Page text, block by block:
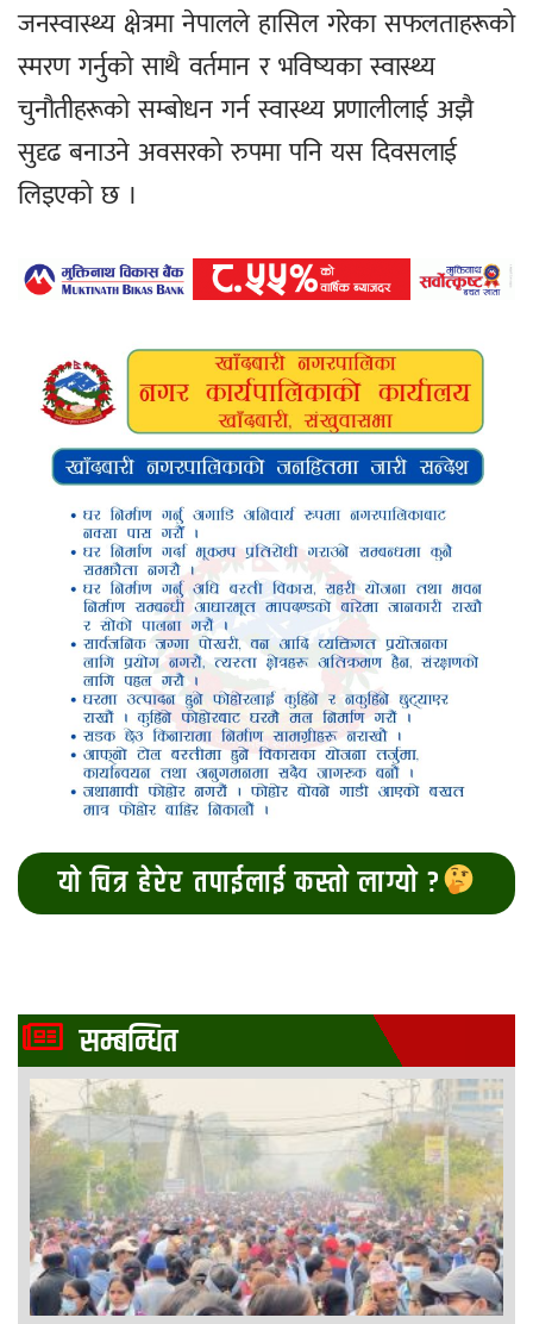
जनस्वास्थ्य क्षेत्रमा नेपालले हासिल गरेका सफलताहरूको
स्मरण गर्नुको साथै वर्तमान र भविष्यका स्वास्थ्य
चुनौतीहरूको सम्बोधन गर्न स्वास्थ्य प्रणालीलाई अझै
सुदृढ बनाउने अवसरको रुपमा पनि यस दिवसलाई
लिइएको छ ।
यो चित्र हेरेर तपाईलाई कस्तो लाग्यो ?
सम्बन्धित